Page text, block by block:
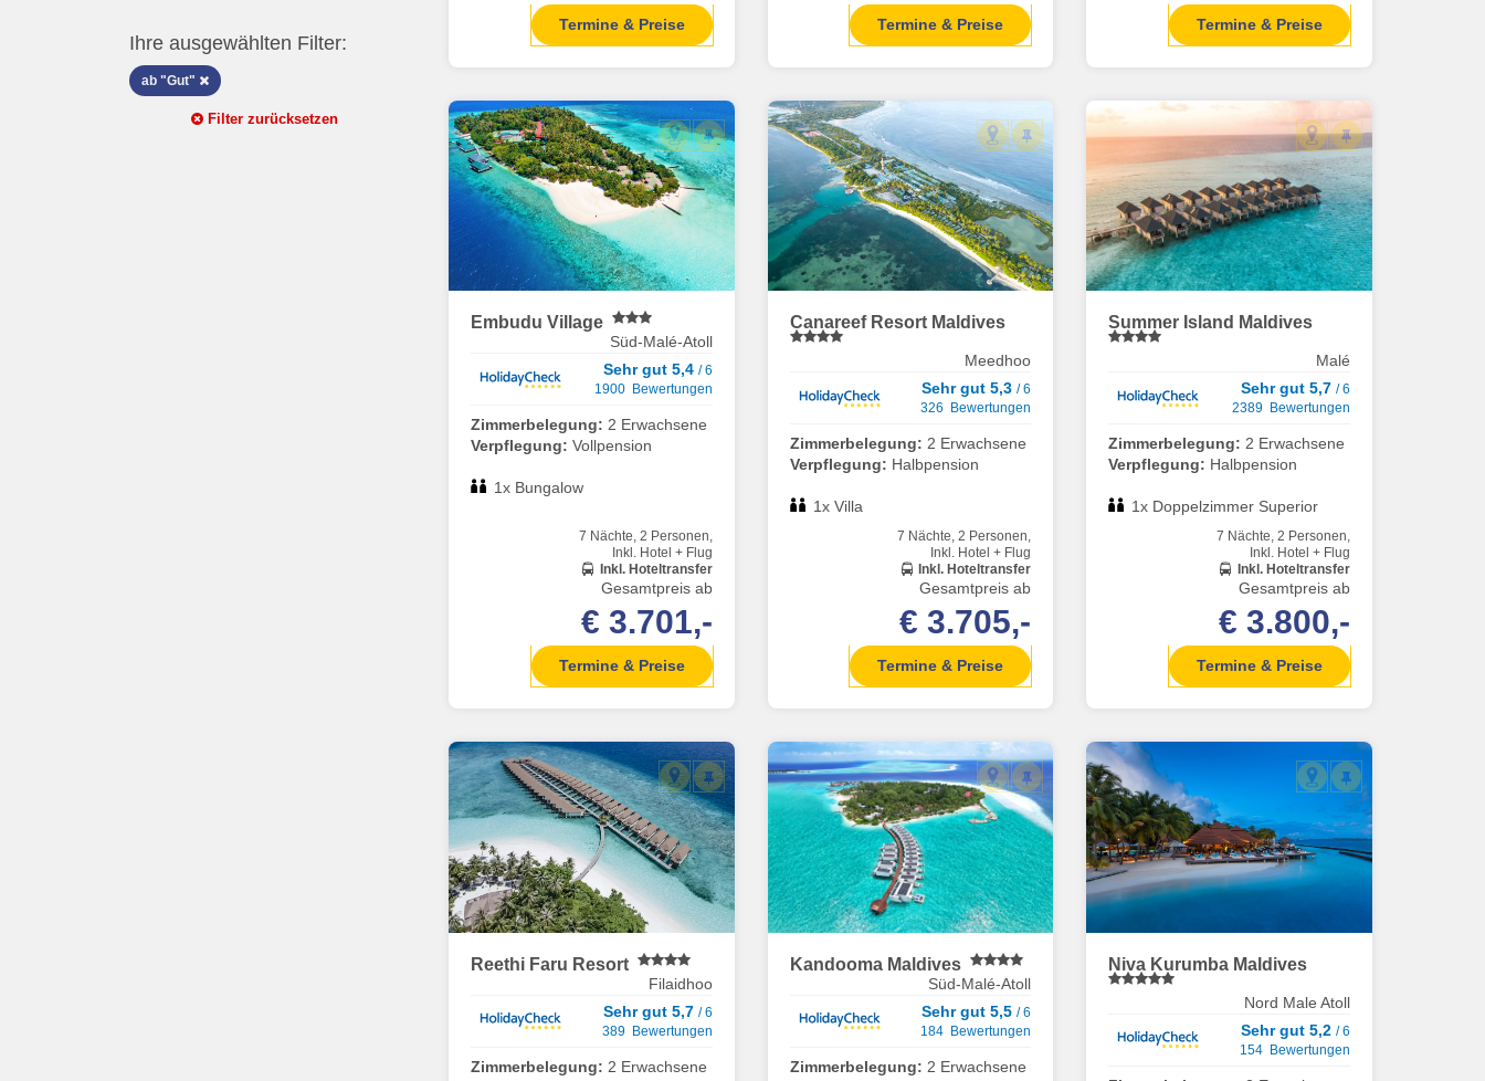
Ihre ausgewählten Filter:
ab "Gut"
Filter zurücksetzen
Termine & Preise Termine & Preise Termine & Preise
Embudu Village
Süd-Malé-Atoll
Sehr gut 5,4 / 6
1900 Bewertungen
Zimmerbelegung: 2 Erwachsene
Verpflegung: Vollpension
1x Bungalow
7 Nächte, 2 Personen,
Inkl. Hotel + Flug
Inkl. Hoteltransfer
Gesamtpreis ab
€ 3.701,-
Termine & Preise
Canareef Resort Maldives
Meedhoo
Sehr gut 5,3/ 6
326 Bewertungen
Zimmerbelegung: 2 Erwachsene
Verpflegung: Halbpension
1x Villa
7 Nächte, 2 Personen,
Inkl. Hotel + Flug
Inkl. Hoteltransfer
Gesamtpreis ab
€ 3.705,-
Termine & Preise
Summer Island Maldives
Malé
Sehr gut 5,7 / 6
2389 Bewertungen
Zimmerbelegung: 2 Erwachsene
Verpflegung: Halbpension
1x Doppelzimmer Superior
7 Nächte, 2 Personen,
Inkl. Hotel + Flug
Inkl. Hoteltransfer
Gesamtpreis ab
€ 3.800,-
Termine & Preise
Reethi Faru Resort
Filaidhoo
Sehr gut 5,7 / 6
389 Bewertungen
Zimmerbelegung: 2 Erwachsene
Kandooma Maldives
Süd-Malé-Atoll
Sehr gut 5,5/ 6
184 Bewertungen
Zimmerbelegung: 2 Erwachsene
Niva Kurumba Maldives
Nord Male Atoll
Sehr gut 5,2 / 6
154 Bewertungen